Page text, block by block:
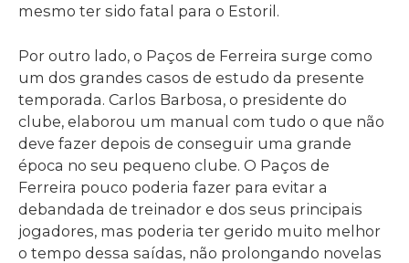
mesmo ter sido fatal para o Estoril.
Por outro lado, o Paços de Ferreira surge como
um dos grandes casos de estudo da presente
temporada. Carlos Barbosa, o presidente do
clube, elaborou um manual com tudo o que não
deve fazer depois de conseguir uma grande
época no seu pequeno clube. O Paços de
Ferreira pouco poderia fazer para evitar a
debandada de treinador e dos seus principais
jogadores, mas poderia ter gerido muito melhor
o tempo dessa saídas, não prolongando novelas